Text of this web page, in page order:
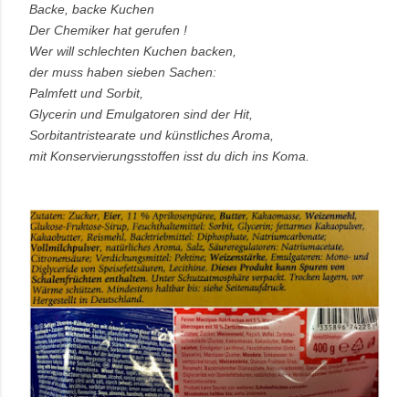
Backe, backe Kuchen
Der Chemiker hat gerufen !
Wer will schlechten Kuchen backen,
der muss haben sieben Sachen:
Palmfett und Sorbit,
Glycerin und Emulgatoren sind der Hit,
Sorbitantristearate und künstliches Aroma,
mit Konservierungsstoffen isst du dich ins Koma.